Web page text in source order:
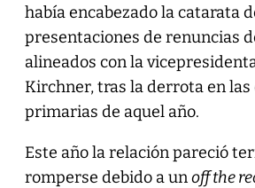
había encabezado la catarata
presentaciones de renuncias
alineados con la
Kirchner, tras la derrota en las
primarias de aquel año.
Este año la relación pareció
romperse debido a unoff the